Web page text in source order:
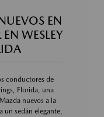
EN
WESLEY
conductores de
Florida, una
nuevos a la
un sedán elegante,